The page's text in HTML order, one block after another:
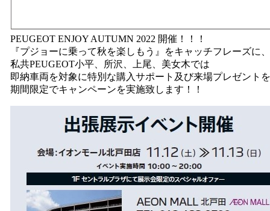
PEUGEOT ENJOY AUTUMN 2022 開催！！！
『プジョーに乗って秋を楽しもう』をキャッチフレーズに、
私共PEUGEOT小平、所沢、上尾、美女木では
即納車両を対象に特別な購入サポート及び来場プレゼント
期間限定でキャンペーンを実施致します！！